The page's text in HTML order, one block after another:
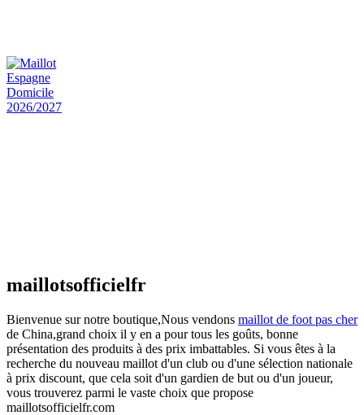
maillotsofficielfr
Bienvenue sur notre boutique,Nous vendons maillot de foot pas cher
de China,grand choix il y en a pour tous les goûts, bonne
présentation des produits à des prix imbattables. Si vous êtes à la
recherche du nouveau maillot d'un club ou d'une sélection nationale
à prix discount, que cela soit d'un gardien de but ou d'un joueur,
vous trouverez parmi le vaste choix que propose
maillotsofficielfr.com